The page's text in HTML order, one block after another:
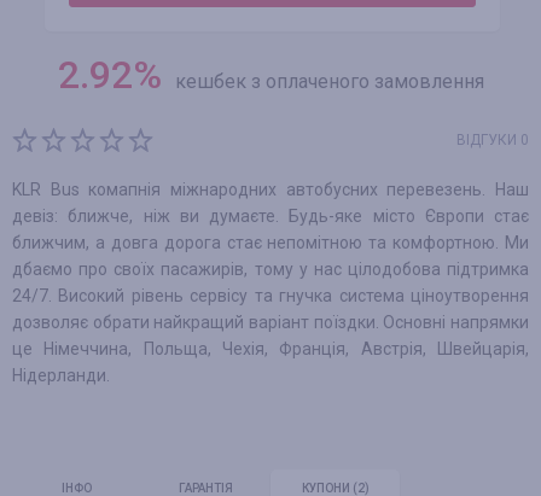
2.92% кешбек з оплаченого замовлення
ВІДГУКИ 0
KLR Bus комапнія міжнародних автобусних перевезень. Наш
девіз: ближче, ніж ви думаєте. Будь-яке місто Європи стає
ближчим, а довга дорога стає непомітною та комфортною. Ми
дбаємо про своїх пасажирів, тому у нас цілодобова підтримка
24/7. Високий рівень сервісу та гнучка система ціноутворення
дозволяє обрати найкращий варіант поїздки. Основні напрямки
це Німеччина, Польща, Чехія, Франція, Австрія, Швейцарія,
Нідерланди.
ІНФО ГАРАНТІЯ КУПОНИ (2)